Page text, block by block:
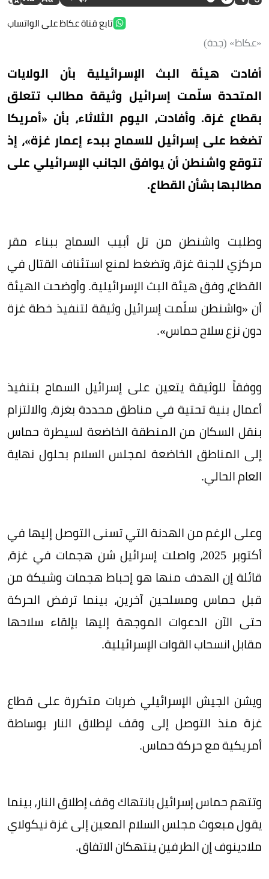
تابع قناة عكاظ على الواتساب
«عكاظ» (جدة)
أفادت هيئة البث الإسرائيلية بأن الولايات
المتحدة سلّمت إسرائيل وثيقة مطالب تتعلق
بقطاع غزة. وأفادت، اليوم الثلاثاء، بأن «أمريكا
تضغط على إسرائيل للسماح ببدء إعمار غزة»، إذ
تتوقع واشنطن أن يوافق الجانب الإسرائيلي على
مطالبها بشأن القطاع.
وطلبت واشنطن من تل أبيب السماح ببناء مقر
مركزي للجنة غزة، وتضغط لمنع استئناف القتال في
القطاع، وفق هيئة البث الإسرائيلية. وأوضحت الهيئة
أن «واشنطن سلّمت إسرائيل وثيقة لتنفيذ خطة غزة
دون نزع سلاح حماس».
ووفقاً للوثيقة يتعين على إسرائيل السماح بتنفيذ
أعمال بنية تحتية في مناطق محددة بغزة، والالتزام
بنقل السكان من المنطقة الخاضعة لسيطرة حماس
إلى المناطق الخاضعة لمجلس السلام بحلول نهاية
العام الحالي.
وعلى الرغم من الهدنة التي تسنى التوصل إليها في
أكتوبر 2025، واصلت إسرائيل شن هجمات في غزة،
قائلة إن الهدف منها هو إحباط هجمات وشيكة من
قبل حماس ومسلحين آخرين، بينما ترفض الحركة
حتى الآن الدعوات الموجهة إليها بإلقاء سلاحها
مقابل انسحاب القوات الإسرائيلية.
ويشن الجيش الإسرائيلي ضربات متكررة على قطاع
غزة منذ التوصل إلى وقف لإطلاق النار بوساطة
أمريكية مع حركة حماس.
وتتهم حماس إسرائيل بانتهاك وقف إطلاق النار، بينما
يقول مبعوث مجلس السلام المعين إلى غزة نيكولاي
ملادينوف إن الطرفين ينتهكان الاتفاق.